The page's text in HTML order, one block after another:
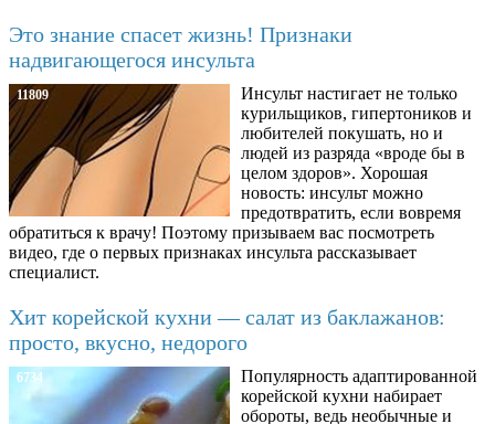
Это знание спасет жизнь! Признаки
надвигающегося инсульта
11809
Инсульт настигает не только
курильщиков, гипертоников и
любителей покушать, но и
людей из разряда «вроде бы в
целом здоров». Хорошая
новость: инсульт можно
предотвратить, если вовремя
обратиться к врачу! Поэтому призываем вас посмотреть
видео, где о первых признаках инсульта рассказывает
специалист.
Хит корейской кухни — салат из баклажанов:
просто, вкусно, недорого
6734
Популярность адаптированной
корейской кухни набирает
обороты, ведь необычные и